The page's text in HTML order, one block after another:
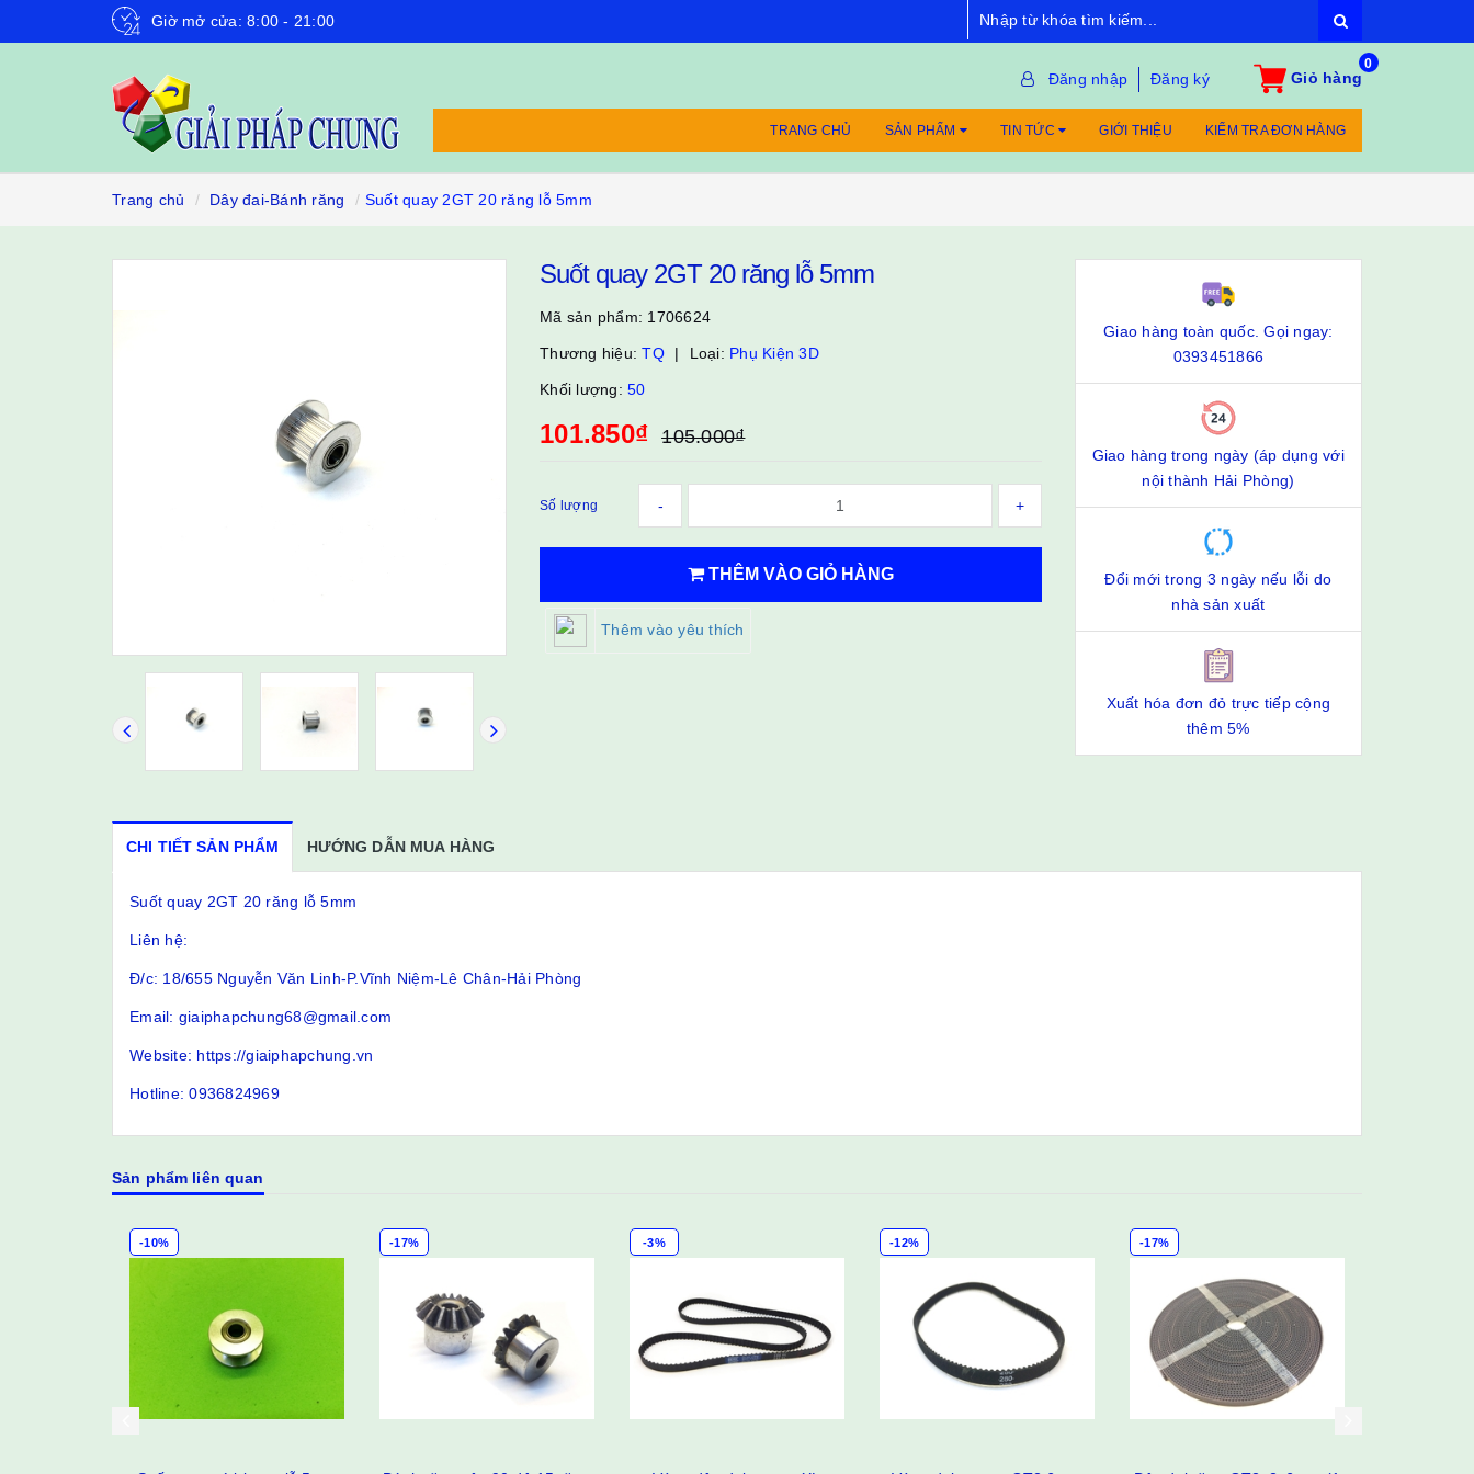
Giờ mở cửa: 8:00 - 21:00
Đăng nhập Đăng ký
0
Giỏ hàng
TRANG CHỦ SẢN PHẨM TIN TỨC GIỚI THIỆU KIỂM TRA ĐƠN HÀNG
Trang chủ Dây đai-Bánh răng Suốt quay 2GT 20 răng lỗ 5mm
Suốt quay 2GT 20 răng lỗ 5mm
Mã sản phẩm: 1706624
Thương hiệu:TQ Loại: Phụ Kiện 3D
Khối lượng: 50
101.850₫ 105.000₫
Số lượng - +
THÊM VÀO GIỎ HÀNG
Thêm vào yêu thích
Giao hàng toàn quốc. Gọi ngay:
0393451866
Giao hàng trong ngày (áp dụng với
nội thành Hải Phòng)
Đổi mới trong 3 ngày nếu lỗi do
nhà sản xuất
Xuất hóa đơn đỏ trực tiếp cộng
thêm 5%
CHI TIẾT SẢN PHẨM HƯỚNG DẪN MUA HÀNG
Suốt quay 2GT 20 răng lỗ 5mm
Liên hệ:
Đ/c: 18/655 Nguyễn Văn Linh-P.Vĩnh Niệm-Lê Chân-Hải Phòng
Email: giaiphapchung68@gmail.com
Website: https://giaiphapchung.vn
Hotline: 0936824969
Sản phẩm liên quan
-10% -17% -3% -12% -17%